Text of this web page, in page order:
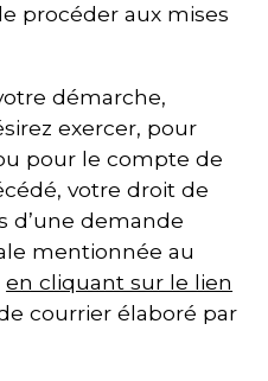
procéder aux mises
démarche,
exercer, pour
pour le compte de
votre droit de
d’une demande
mentionnée au
en cliquant sur le lien
courrier élaboré par